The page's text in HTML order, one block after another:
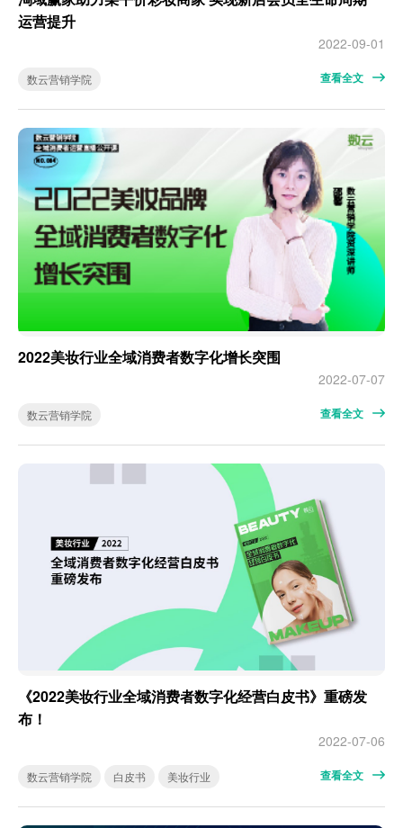
运营提升
2022-09-01
数云营销学院 查看全文
2022美妆行业全域消费者数字化增长突围
2022-07-07
数云营销学院 查看全文
《2022美妆行业全域消费者数字化经营白皮书》重磅发
布！
2022-07-06
数云营销学院 白皮书 美妆行业 查看全文